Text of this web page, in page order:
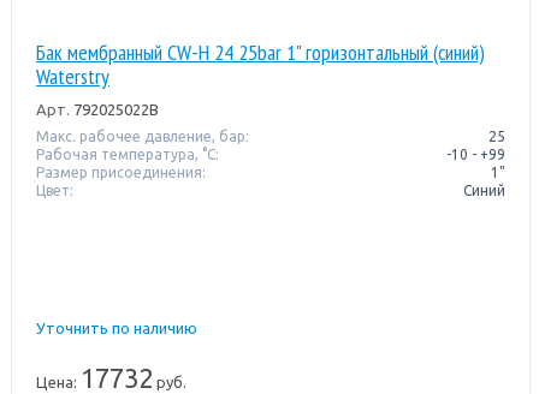
Бак мембранный CW-Н 24 25bar 1" горизонтальный (синий)
Waterstry
Арт. 792025022B
Макс. рабочее давление, бар:
25
Рабочая температура, °C:
-10 - +99
Размер присоединения:
1"
Цвет:
Синий
Уточнить по наличию
Цена: 17732 руб.